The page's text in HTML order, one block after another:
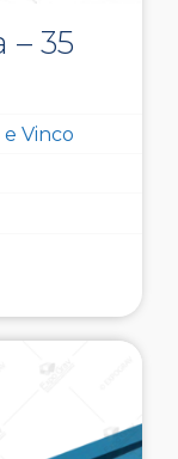
– 35
Vinco